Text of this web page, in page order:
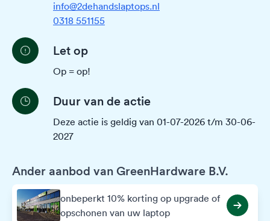
info@2dehandslaptops.nl
0318 551155
Let op
Op = op!
Duur van de actie
Deze actie is geldig van 01-07-2026 t/m 30-06-
2027
Ander aanbod van GreenHardware B.V.
onbeperkt 10% korting op upgrade of
opschonen van uw laptop